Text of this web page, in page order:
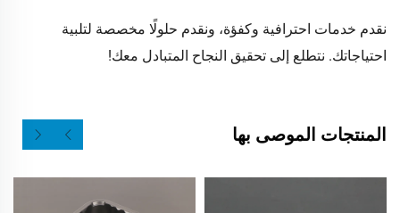
نقدم خدمات احترافية وكفؤة، ونقدم حلولًا مخصصة لتلبية
احتياجاتك. نتطلع إلى تحقيق النجاح المتبادل معك!
المنتجات الموصى بها